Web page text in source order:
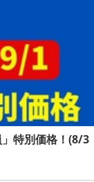
」特別価格！(8/3